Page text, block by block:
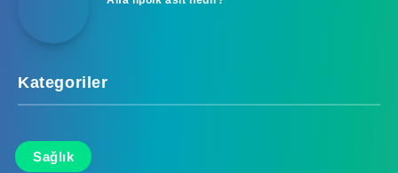
Kategoriler
Sağlık